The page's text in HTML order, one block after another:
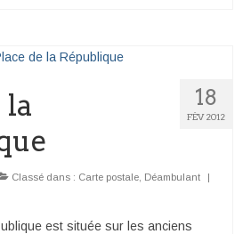
18
FÉV 2012
la
Classé dans : Carte postale Déambulant
|
est située sur les anciens